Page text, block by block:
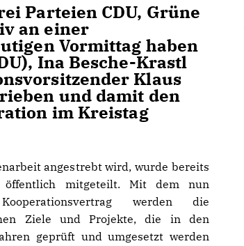
Parteien CDU, Grüne
an einer
Vormittag haben
Ina Besche-Krastl
Klaus
und damit den
im Kreistag
angestrebt wird, wurde bereits
öffentlich mitgeteilt. Mit dem nun
werden die
Ziele und Projekte, die in den
geprüft und umgesetzt werden